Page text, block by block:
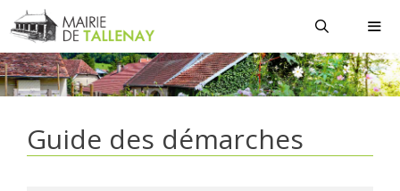
Aller
au
contenu
Guide des démarches